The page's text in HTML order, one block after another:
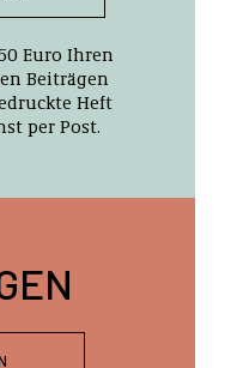
Euro Ihren
Beiträgen
Heft
per Post.